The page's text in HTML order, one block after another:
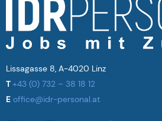
Lissagasse 8, A-4020 Linz
T +43 (0) 732 – 38 18 12
E office@idr-personal.at